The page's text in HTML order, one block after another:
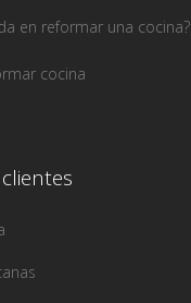
en reformar una cocina?
cocina